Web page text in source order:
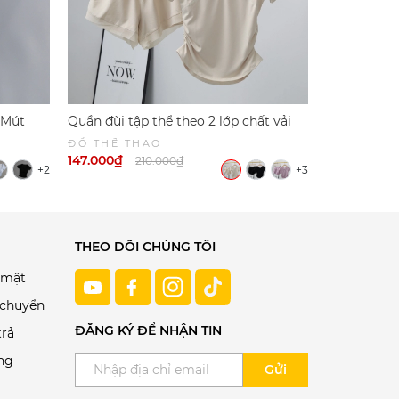
+2
Quần đùi tập thể theo 2 lớp chất vải
mềm mịn thoáng khí 6045
ĐỒ THỂ THAO
147.000₫ 210.000₫
+3
THEO DÕI CHÚNG TÔI
ĐĂNG KÝ ĐỂ NHẬN TIN
Gửi